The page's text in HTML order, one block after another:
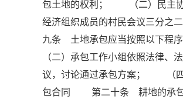
包土地的权利； （二）民主协
经济组织成员的村民会议三分
九条 土地承包应当按照以下
（二）承包工作小组依照法律
议，讨论通过承包方案； （
包合同 第二十条 耕地的承包期